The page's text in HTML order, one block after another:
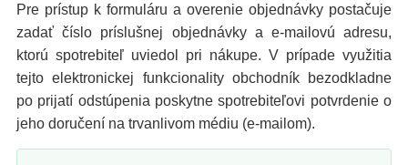
Pre prístup k formuláru a overenie objednávky postačuje
zadať číslo príslušnej objednávky a e-mailovú adresu,
ktorú spotrebiteľ uviedol pri nákupe. V prípade využitia
tejto elektronickej funkcionality obchodník bezodkladne
po prijatí odstúpenia poskytne spotrebiteľovi potvrdenie o
jeho doručení na trvanlivom médiu (e-mailom).